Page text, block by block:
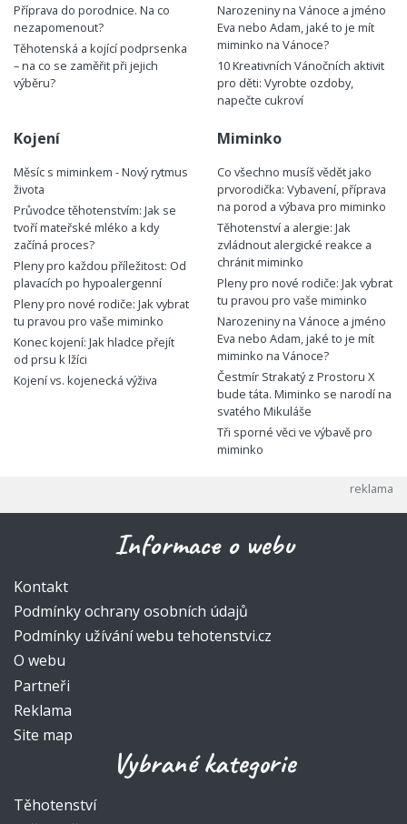
Příprava do porodnice. Na co
nezapomenout?
Těhotenská a kojící podprsenka
– na co se zaměřit při jejich
výběru?
Narozeniny na Vánoce a jméno
Eva nebo Adam, jaké to je mít
miminko na Vánoce?
10 Kreativních Vánočních aktivit
pro děti: Vyrobte ozdoby,
napečte cukroví
Kojení
Měsíc s miminkem - Nový rytmus
života
Průvodce těhotenstvím: Jak se
tvoří mateřské mléko a kdy
začíná proces?
Pleny pro každou příležitost: Od
plavacích po hypoalergenní
Pleny pro nové rodiče: Jak vybrat
tu pravou pro vaše miminko
Konec kojení: Jak hladce přejít
od prsu k lžíci
Kojení vs. kojenecká výživa
Miminko
Co všechno musíš vědět jako
prvorodička: Vybavení, příprava
na porod a výbava pro miminko
Těhotenství a alergie: Jak
zvládnout alergické reakce a
chránit miminko
Pleny pro nové rodiče: Jak vybrat
tu pravou pro vaše miminko
Narozeniny na Vánoce a jméno
Eva nebo Adam, jaké to je mít
miminko na Vánoce?
Čestmír Strakatý z Prostoru X
bude táta. Miminko se narodí na
svatého Mikuláše
Tři sporné věci ve výbavě pro
miminko
Informace o webu
Kontakt
Podmínky ochrany osobních údajů
Podmínky užívání webu tehotenstvi.cz
O webu
Partneři
Reklama
Site map
Vybrané kategorie
Těhotenství